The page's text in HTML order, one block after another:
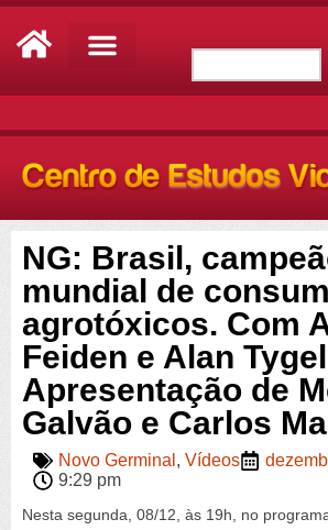
NG: Brasil,
mundial de
agrotóxicos. Com
Feiden e Alan
Apresentação de
Galvão e Carlos
Novo Germinal , Vídeos
9:29 pm
Nesta segunda, 08/12, às 19h, no